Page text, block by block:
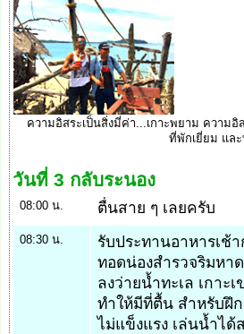
ความอิสระเป็นสิ่งมี่ค่า...เกาะพยาม ความ
ที่พักเยี่ยม และ
วันที่ 3 กลับระนอง
08:00 น. ตื่นสาย ๆ เลยครับ
08:30 น.
รับประทานอาหารเช้
ทอดน่องสำรวจริมหา
ลงว่ายน้ำทะเล เกา
ทำให้มีที่ตื้น สำหรับฝึ
ไม่แข็งแรง เล่นน้ำไ